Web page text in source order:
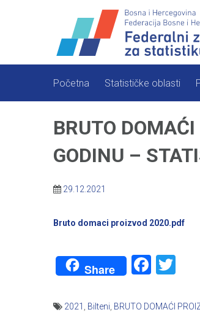
Početna Statističke oblasti
BRUTO
GODINU –
29.12.2021
Bruto domaci proizvod 2020.pdf
Share
2021 Bilteni BRUTO DOMAĆI